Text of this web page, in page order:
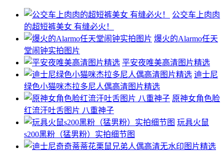
公交车上肉肉
的超短裤美女 有缝必火！
爆火的Alarmo任天
堂闹钟实拍图片
平安夜唯美高清图片精选
迪士尼
绿色小猫咪杰拉多尼人偶高清图片精选
原神女角色脸
红流汗吐舌图片 八重神子
玩具火鼠
s200黑粉（猛男粉）实拍细节图